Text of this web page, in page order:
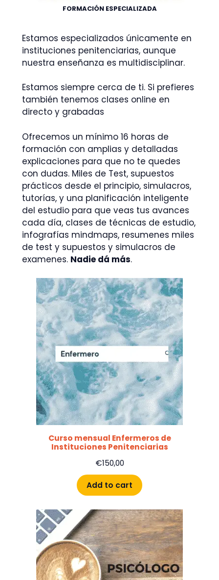
FORMACIÓN ESPECIALIZADA
Estamos especializados únicamente en
instituciones penitenciarias, aunque
nuestra enseñanza es multidisciplinar.
Estamos siempre cerca de ti. Si prefieres
también tenemos clases online en
directo y grabadas
Ofrecemos un mínimo 16 horas de
formación con amplias y detalladas
explicaciones para que no te quedes
con dudas. Miles de Test, supuestos
prácticos desde el principio, simulacros,
tutorías, y una planificación inteligente
del estudio para que veas tus avances
cada día, clases de técnicas de estudio,
infografías mindmaps, resumenes miles
de test y supuestos y simulacros de
examenes. Nadie dá más.
Curso mensual Enfermeros de
Instituciones Penitenciarias
€150,00
Add to cart